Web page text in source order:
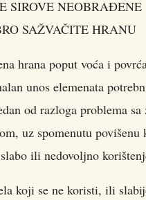
SIROVE NEOBRAĐENE
SAŽVAČITE HRANU
hrana poput voća i
unos elemenata
od razloga problema sa
uz spomenutu povišenu
ili nedovoljno
koji se ne koristi, ili